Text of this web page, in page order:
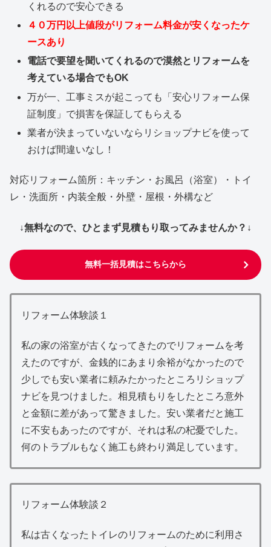
くれるので安心できる
４０万円以上値段がリフォーム料金が安くなったケ
ースあり
電話で要望を聞いてくれるので漠然とリフォームを
考えている場合でもOK
万が一、工事ミスが起こっても「安心リフォーム保
証制度」で損害を保証してもらえる
業者が決まっていないならリショップナビを使って
おけば間違いなし！
対応リフォーム箇所：キッチン・お風呂（浴室）・トイ
レ・洗面所・内装全般・外壁・屋根・外構など
↓無料なので、ひとまず見積もり取ってみませんか？↓
無料一括見積はこちらから
リフォーム体験談１
私の家の浴室が古くなってきたのでリフォームを考
えたのですが、金銭的にあまり余裕がなかったので
少しでも安い業者に頼みたかったところリショップ
ナビを見つけました。相見積もりをしたところ意外
と金額に差があって驚きました。安い業者だと施工
に不安もあったのですが、それは私の杞憂でした。
何のトラブルもなく施工も終わり満足しています。
リフォーム体験談２
私は古くなったトイレのリフォームのために利用さ